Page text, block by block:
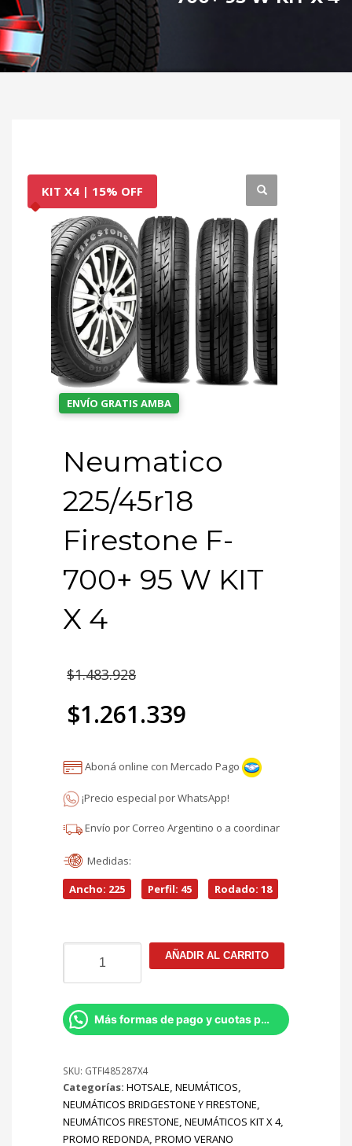
KIT X4 | 15% OFF
ENVÍO GRATIS AMBA
Neumatico
225/45r18
Firestone F-
700+ 95 W KIT
X 4
$1.483.928
precio
era:
$1.483.928.
$1.261.339
precio
actual
es:
$1.261.339.
Aboná online con Mercado Pago
¡Precio especial por WhatsApp!
Envío por Correo Argentino o a coordinar
Medidas:
Ancho: 225
Perfil: 45 Rodado: 18
225/45r18
Firestone
F-
700+
95
KIT
X
4
cantidad
AÑADIR AL CARRITO
Más formas de pago y cuotas por Whatsapp
SKU: GTFI485287X4
Categorías: HOTSALE, NEUMÁTICOS,
NEUMÁTICOS BRIDGESTONE Y FIRESTONE,
NEUMÁTICOS FIRESTONE, NEUMÁTICOS KIT X 4,
PROMO REDONDA, PROMO VERANO